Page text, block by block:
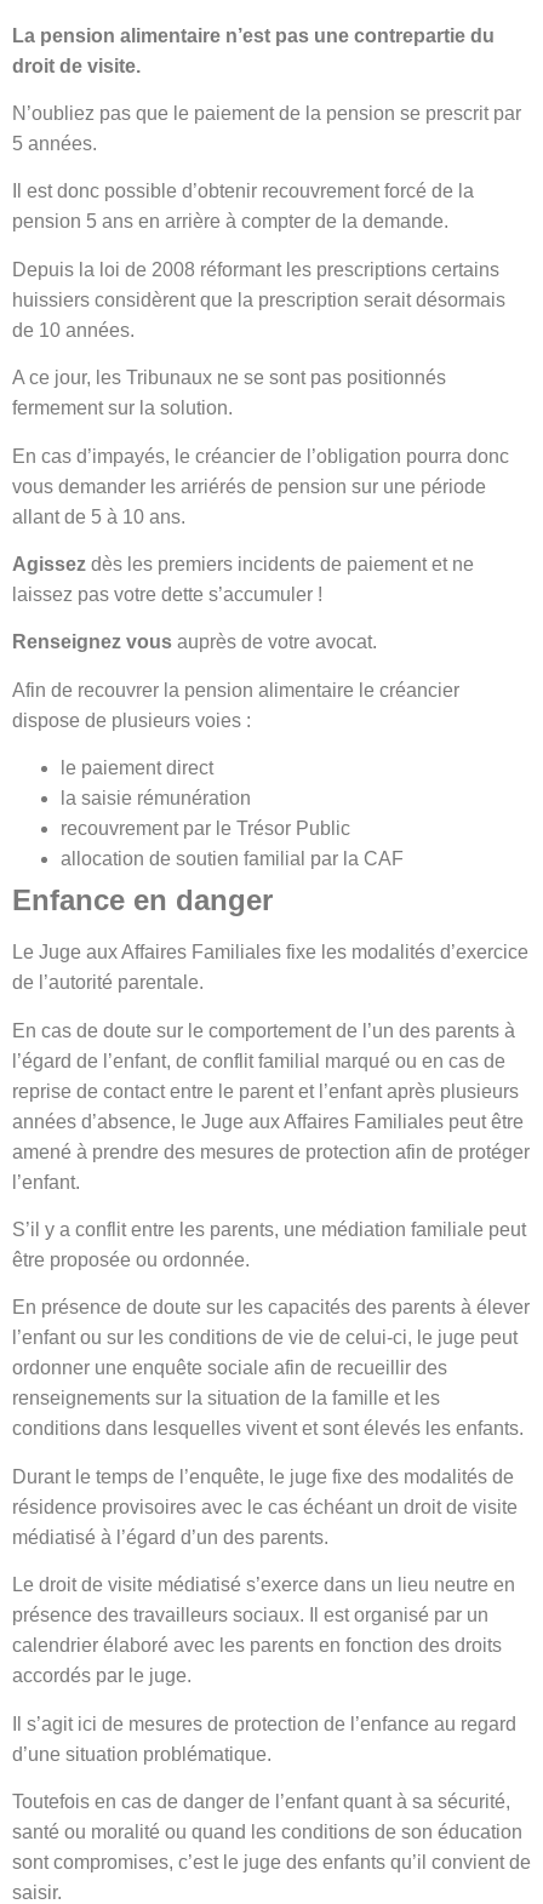
La pension alimentaire n’est pas une contrepartie du
droit de visite.
N’oubliez pas que le paiement de la pension se prescrit par
5 années.
Il est donc possible d’obtenir recouvrement forcé de la
pension 5 ans en arrière à compter de la demande.
Depuis la loi de 2008 réformant les prescriptions certains
huissiers considèrent que la prescription serait désormais
de 10 années.
A ce jour, les Tribunaux ne se sont pas positionnés
fermement sur la solution.
En cas d’impayés, le créancier de l’obligation pourra donc
vous demander les arriérés de pension sur une période
allant de 5 à 10 ans.
Agissez dès les premiers incidents de paiement et ne
laissez pas votre dette s’accumuler !
Renseignez vous auprès de votre avocat.
Afin de recouvrer la pension alimentaire le créancier
dispose de plusieurs voies :
le paiement direct
la saisie rémunération
recouvrement par le Trésor Public
allocation de soutien familial par la CAF
Enfance en danger
Le Juge aux Affaires Familiales fixe les modalités d’exercice
de l’autorité parentale.
En cas de doute sur le comportement de l’un des parents à
l’égard de l’enfant, de conflit familial marqué ou en cas de
reprise de contact entre le parent et l’enfant après plusieurs
années d’absence, le Juge aux Affaires Familiales peut être
amené à prendre des mesures de protection afin de protéger
l’enfant.
S’il y a conflit entre les parents, une médiation familiale peut
être proposée ou ordonnée.
En présence de doute sur les capacités des parents à élever
l’enfant ou sur les conditions de vie de celui-ci, le juge peut
ordonner une enquête sociale afin de recueillir des
renseignements sur la situation de la famille et les
conditions dans lesquelles vivent et sont élevés les enfants.
Durant le temps de l’enquête, le juge fixe des modalités de
résidence provisoires avec le cas échéant un droit de visite
médiatisé à l’égard d’un des parents.
Le droit de visite médiatisé s’exerce dans un lieu neutre en
présence des travailleurs sociaux. Il est organisé par un
calendrier élaboré avec les parents en fonction des droits
accordés par le juge.
Il s’agit ici de mesures de protection de l’enfance au regard
d’une situation problématique.
Toutefois en cas de danger de l’enfant quant à sa sécurité,
santé ou moralité ou quand les conditions de son éducation
sont compromises, c’est le juge des enfants qu’il convient de
saisir.